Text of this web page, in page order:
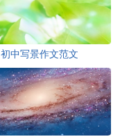
初中写景作文范文